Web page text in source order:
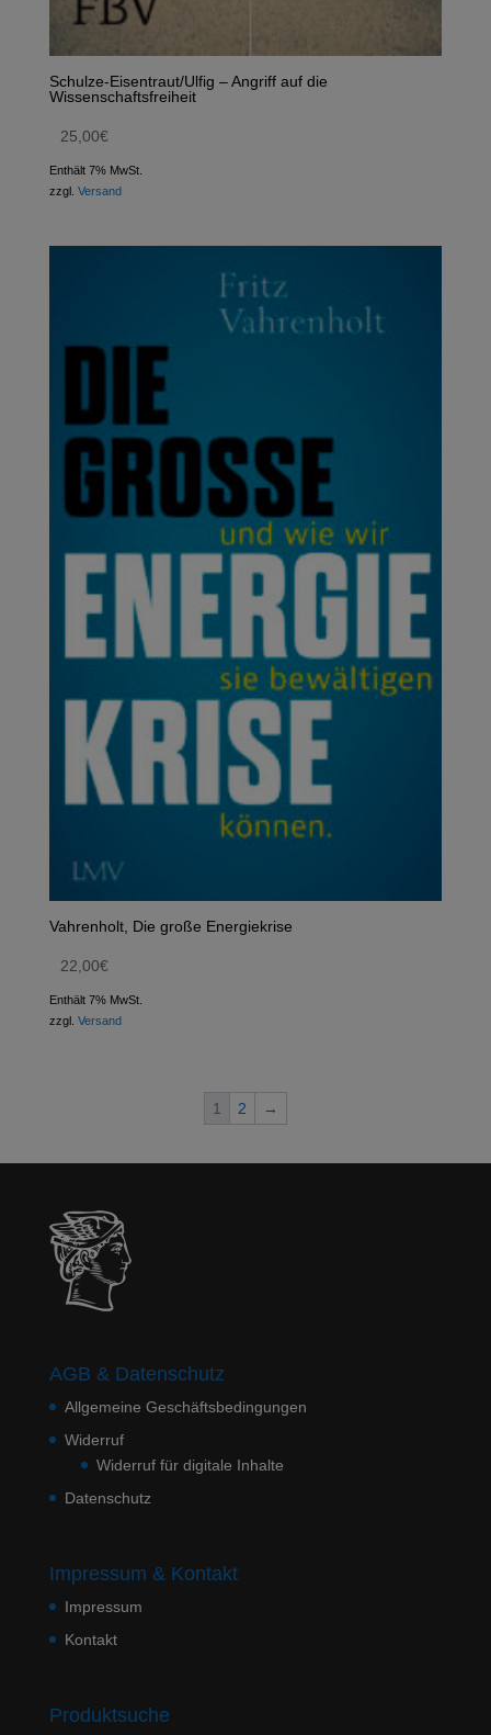
Schulze-Eisentraut/Ulfig – Angriff auf die
Wissenschaftsfreiheit
25,00€
Enthält 7% MwSt.
zzgl. Versand
Vahrenholt, Die große Energiekrise
22,00€
Enthält 7% MwSt.
zzgl. Versand
1 2 →
AGB & Datenschutz
Allgemeine Geschäftsbedingungen
Widerruf
Widerruf für digitale Inhalte
Datenschutz
Impressum & Kontakt
Impressum
Kontakt
Produktsuche